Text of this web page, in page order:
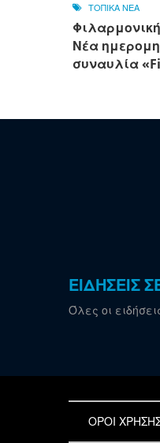
ΤΟΠΙΚΑ ΝΕΑ
Νέα
συναυλία
ΕΙΔΗΣΕΙΣ
Όλες οι
ΟΡΟΙ